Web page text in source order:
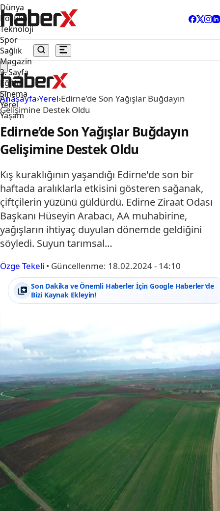
Dünya
Politika
Teknoloji
Spor
Sağlık
Magazin
3. Sayfa
Eğitim
Sinema
Yerel
Yaşam
Anasayfa›Yerel›Edirne’de Son Yağışlar Buğdayın
Gelişimine Destek Oldu
Edirne’de Son Yağışlar Buğdayın
Gelişimine Destek Oldu
Kış kuraklığının yaşandığı Edirne'de son bir
haftada aralıklarla etkisini gösteren sağanak,
çiftçilerin yüzünü güldürdü. Edirne Ziraat Odası
Başkanı Hüseyin Arabacı, AA muhabirine,
yağışların ihtiyaç duyulan dönemde geldiğini
söyledi. Suyun tarımsal…
Özge Tekeli • Güncellenme: 18.02.2024 - 14:10
Son Dakika ve Önemli Haberler İçin Google Haberler'de
Bizi Kaynak Ekleyin!